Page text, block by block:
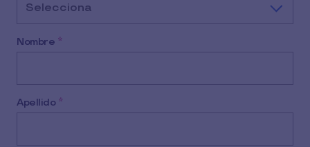
Selecciona
Nombre *
Apellido *